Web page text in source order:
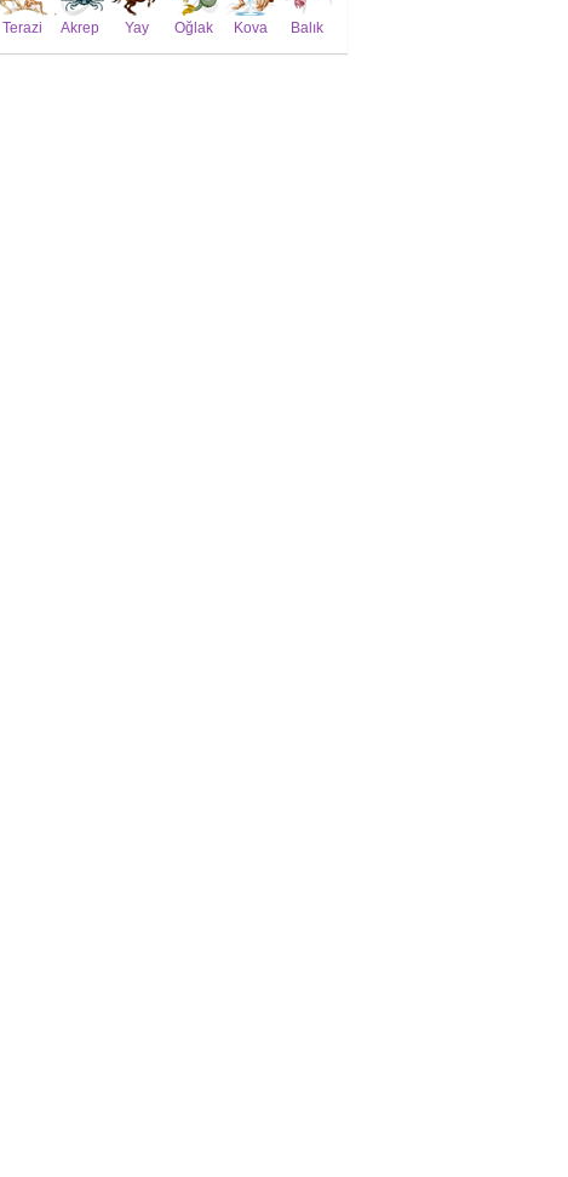
Terazi Akrep Yay Oğlak Kova Balık